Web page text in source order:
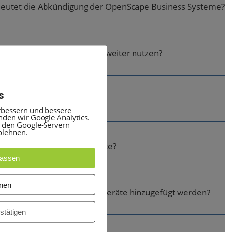
die Abkündigung der OpenScape Business Systeme?
meine bestehende Anlage weiter nutzen?
noch verfügbar?
Support und Service?
Teilnehmer oder Endgeräte hinzugefügt werden?
und bessere
wir Google Analytics.
Google-Servern